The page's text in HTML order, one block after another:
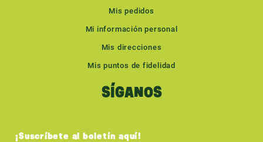
Mis pedidos
Mi información personal
Mis direcciones
Mis puntos de fidelidad
SÍGANOS
¡Suscríbete al boletín aquí!